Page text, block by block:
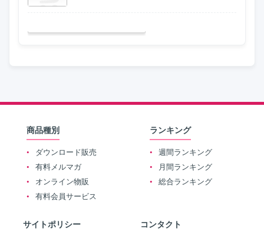
商品種別
ダウンロード販売
有料メルマガ
オンライン物販
有料会員サービス
ランキング
週間ランキング
月間ランキング
総合ランキング
サイトポリシー コンタクト